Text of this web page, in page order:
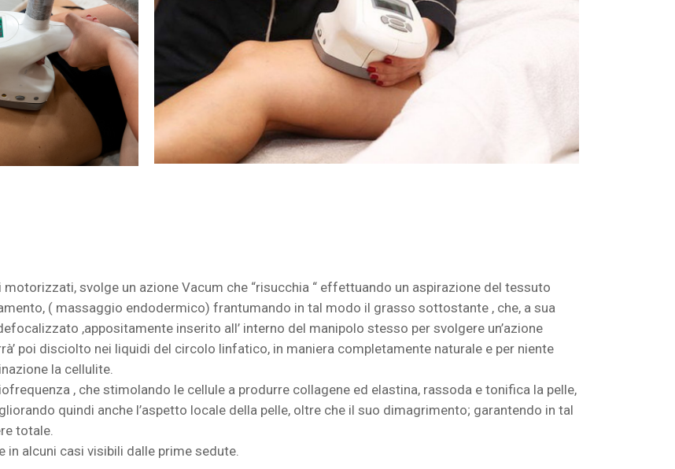
motorizzati, svolge un azione Vacum che “risucchia “ effettuando un aspirazione del tessuto
( massaggio endodermico) frantumando in tal modo il grasso sottostante , che, a sua
,appositamente inserito all’ interno del manipolo stesso per svolgere un’azione
poi disciolto nei liquidi del circolo linfatico, in maniera completamente naturale e per niente
la cellulite.
, che stimolando le cellule a produrre collagene ed elastina, rassoda e tonifica la pelle,
quindi anche l’aspetto locale della pelle, oltre che il suo dimagrimento; garantendo in tal
totale.
alcuni casi visibili dalle prime sedute.